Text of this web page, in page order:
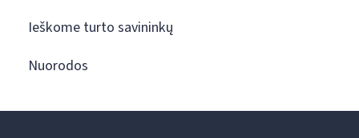
Ieškome turto savininkų
Nuorodos